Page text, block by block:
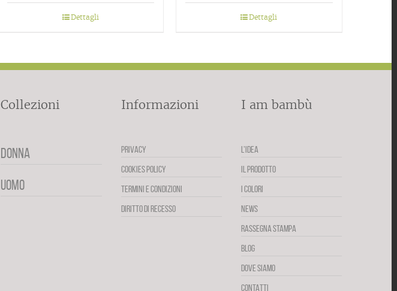
Dettagli Dettagli
Collezioni
DONNA
UOMO
Informazioni
PRIVACY
COOKIES POLICY
TERMINI E CONDIZIONI
DIRITTO DI RECESSO
I am bambù
L’IDEA
IL PRODOTTO
I COLORI
NEWS
RASSEGNA STAMPA
BLOG
DOVE SIAMO
CONTATTI